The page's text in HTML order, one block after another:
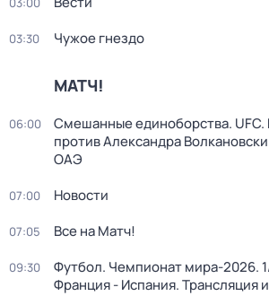
03:30 Чужое гнездо
МАТЧ!
06:00
Смешанные единоборства.
против Александра
ОАЭ
07:00 Новости
07:05 Все на Матч!
09:30
Футбол. Чемпионат мира-2026.
Франция - Испания. Трансляция